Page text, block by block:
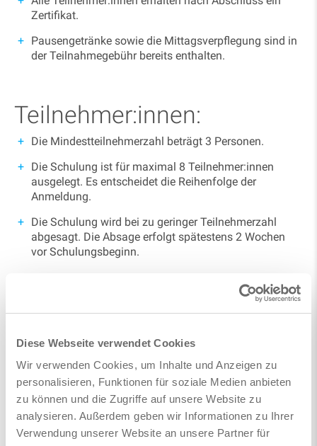
Diese Webseite verwendet Cookies
Wir verwenden Cookies, um Inhalte und Anzeigen zu
personalisieren, Funktionen für soziale Medien anbieten
zu können und die Zugriffe auf unsere Website zu
analysieren. Außerdem geben wir Informationen zu Ihrer
Verwendung unserer Website an unsere Partner für
Zertifikat.
Pausengetränke sowie die Mittagsverpflegung sind in
der Teilnahmegebühr bereits enthalten.
Teilnehmer:innen:
Die Mindestteilnehmerzahl beträgt 3 Personen.
Die Schulung ist für maximal 8 Teilnehmer:innen
ausgelegt. Es entscheidet die Reihenfolge der
Anmeldung.
Die Schulung wird bei zu geringer Teilnehmerzahl
abgesagt. Die Absage erfolgt spätestens 2 Wochen
vor Schulungsbeginn.
Sollten Sie weitere Fragen zu dieser Schulung haben,
Anmeldung
Events